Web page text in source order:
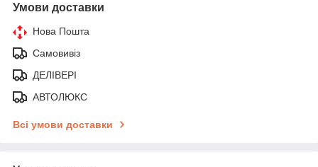
Умови доставки
Нова Пошта
Самовивіз
ДЕЛІВЕРІ
АВТОЛЮКС
Всі умови доставки